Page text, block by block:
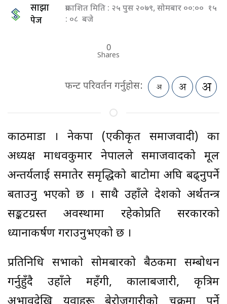
साझा
पेज
प्रकाशित मिति : २५ पुस २०७९, सोमबार ००:०० १५
: ०८ बजे
0
Shares
फन्ट परिवर्तन गर्नुहोस:
काठमाडौं । नेकपा (एकीकृत समाजवादी) का
अध्यक्ष माधवकुमार नेपालले समाजवादको मूल
अन्तर्यलाई समातेर समृद्धिको बाटोमा अघि बढ्नुपर्ने
बताउनु भएको छ । साथै उहाँले देशको अर्थतन्त्र
सङ्कटग्रस्त अवस्थामा रहेकोप्रति सरकारको
ध्यानाकर्षण गराउनुभएको छ ।
प्रतिनिधि सभाको सोमबारको बैठकमा सम्बोधन
गर्नुहुँदै उहाँले महँगी, कालाबजारी, कृत्रिम